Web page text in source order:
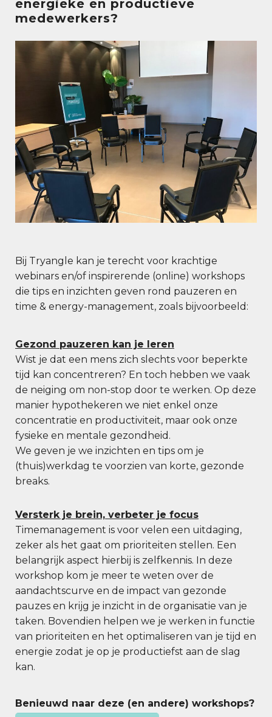
energieke en productieve
medewerkers?
Bij Tryangle kan je terecht voor krachtige
webinars en/of inspirerende (online) workshops
die tips en inzichten geven rond pauzeren en
time & energy-management, zoals bijvoorbeeld:
Gezond pauzeren kan je leren
Wist je dat een mens zich slechts voor beperkte
tijd kan concentreren? En toch hebben we vaak
de neiging om non-stop door te werken. Op deze
manier hypothekeren we niet enkel onze
concentratie en productiviteit, maar ook onze
fysieke en mentale gezondheid.
We geven je we inzichten en tips om je
(thuis)werkdag te voorzien van korte, gezonde
breaks.
Versterk je brein, verbeter je focus
Timemanagement is voor velen een uitdaging,
zeker als het gaat om prioriteiten stellen. Een
belangrijk aspect hierbij is zelfkennis. In deze
workshop kom je meer te weten over de
aandachtscurve en de impact van gezonde
pauzes en krijg je inzicht in de organisatie van je
taken. Bovendien helpen we je werken in functie
van prioriteiten en het optimaliseren van je tijd en
energie zodat je op je productiefst aan de slag
kan.
Benieuwd naar deze (en andere) workshops?